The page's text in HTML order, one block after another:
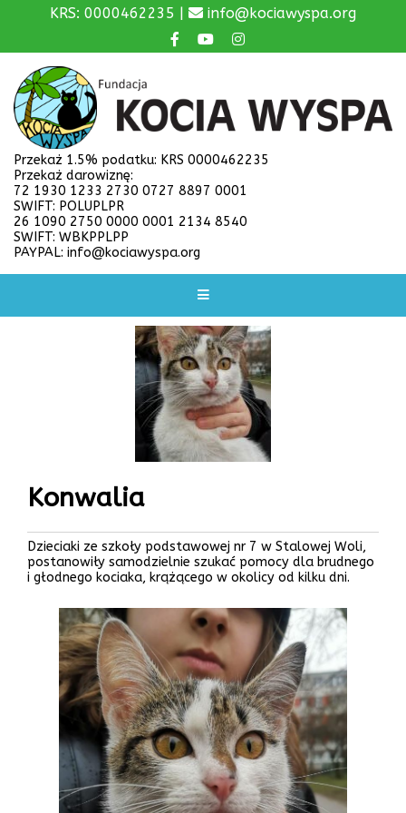
KRS: 0000462235 | info@kociawyspa.org
Przekaż 1.5% podatku: KRS 0000462235
Przekaż darowiznę:
72 1930 1233 2730 0727 8897 0001
SWIFT: POLUPLPR
26 1090 2750 0000 0001 2134 8540
SWIFT: WBKPPLPP
PAYPAL: info@kociawyspa.org
Konwalia
Dzieciaki ze szkoły podstawowej nr 7 w Stalowej Woli,
postanowiły samodzielnie szukać pomocy dla brudnego
i głodnego kociaka, krążącego w okolicy od kilku dni.